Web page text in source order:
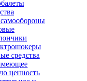
средства
ценность